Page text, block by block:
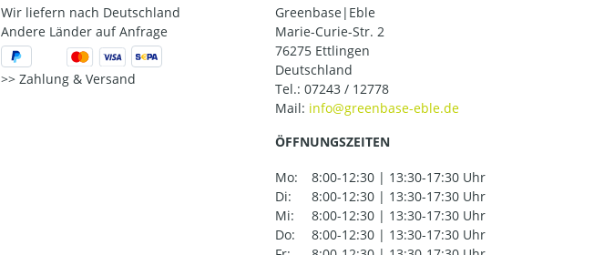
Wir liefern nach Deutschland
Andere Länder auf Anfrage
Zahlung & Versand
Greenbase|Eble
Marie-Curie-Str. 2
76275 Ettlingen
Deutschland
Tel.: 07243 / 12778
Mail:
ÖFFNUNGSZEITEN
Mo:
8:00-12:30 | 13:30-17:30 Uhr
Di:
8:00-12:30 | 13:30-17:30 Uhr
Mi:
8:00-12:30 | 13:30-17:30 Uhr
Do:
8:00-12:30 | 13:30-17:30 Uhr